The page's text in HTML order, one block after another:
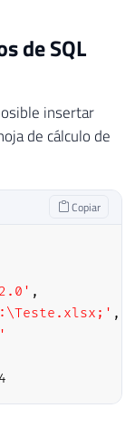
de SQL
insertar
de cálculo de
Copiar
,
,